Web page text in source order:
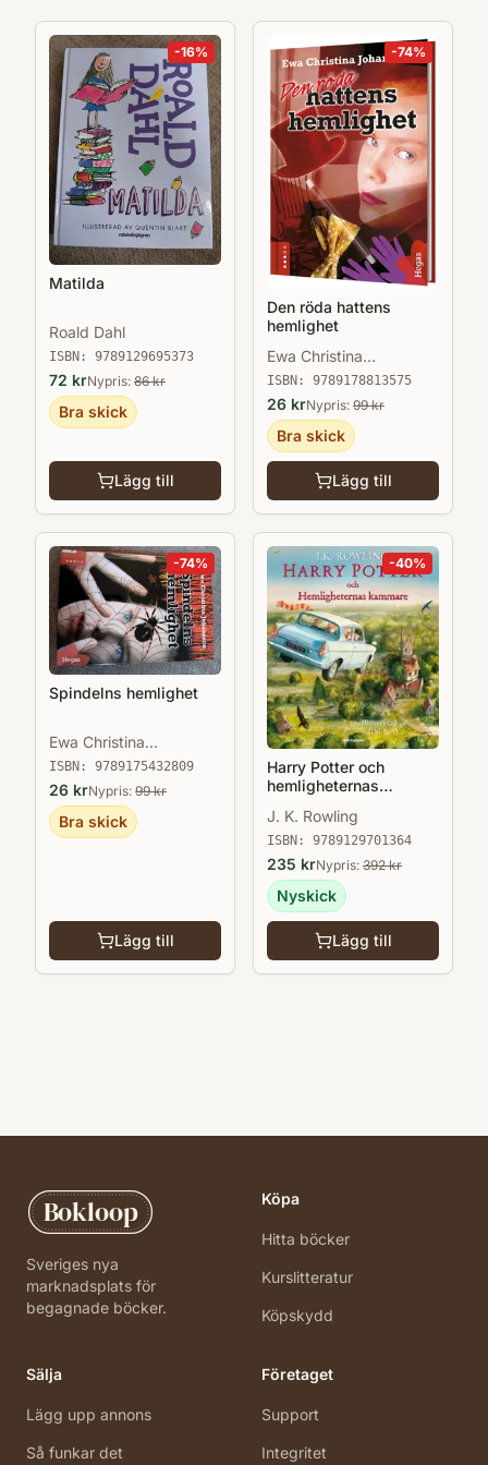
-16%
Matilda
Roald Dahl
ISBN: 9789129695373
72 krNypris: 86kr
Bra skick
Lägg till
-74%
Den röda hattens
hemlighet
Ewa Christina
Johansson
ISBN: 9789178813575
26 krNypris: 99kr
Bra skick
Lägg till
-74%
Spindelns hemlighet
Ewa Christina
Johansson
ISBN: 9789175432809
26 krNypris: 99kr
Bra skick
Lägg till
-40%
Harry Potter och
hemligheternas
J. K. Rowling
ISBN: 9789129701364
235 krNypris: 392kr
Nyskick
Lägg till
Bokloop
Sveriges nya
marknadsplats för
begagnade böcker.
Köpa
Hitta böcker
Kurslitteratur
Köpskydd
Sälja
Lägg upp annons
Så funkar det
Företaget
Support
Integritet